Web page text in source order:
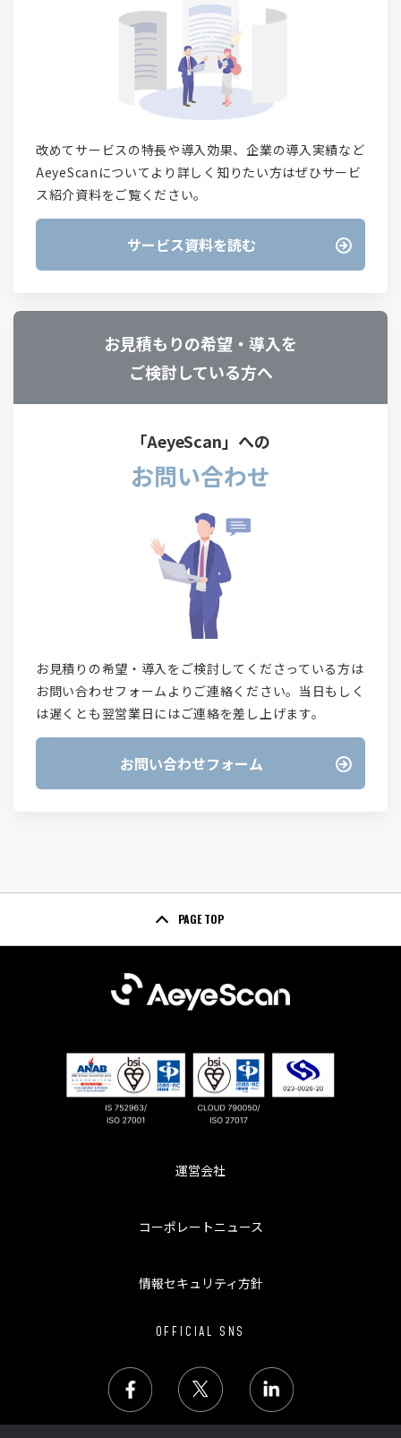
改めてサービスの特長や導入効果、企業の導入実績など
AeyeScanについてより詳しく知りたい方はぜひサービ
ス紹介資料をご覧ください。
サービス資料を読む
お見積もりの希望・導入を
ご検討している方へ
「AeyeScan」への
お問い合わせ
お見積りの希望・導入をご検討してくださっている方は
お問い合わせフォームよりご連絡ください。当日もしく
は遅くとも翌営業日にはご連絡を差し上げます。
お問い合わせフォーム
PAGE TOP
運営会社
コーポレートニュース
情報セキュリティ方針
OFFICIAL SNS